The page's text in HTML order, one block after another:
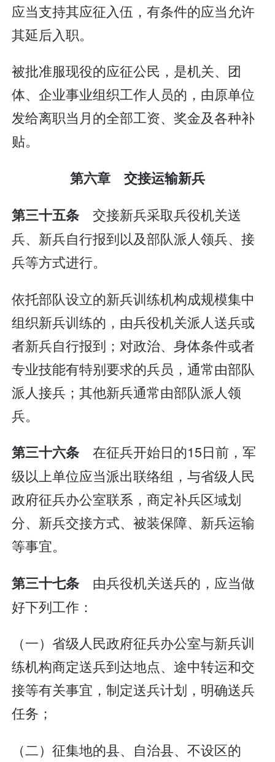
应当支持其应征入伍，有条件的应当允许
其延后入职。
被批准服现役的应征公民，是机关、团
体、企业事业组织工作人员的，由原单位
发给离职当月的全部工资、奖金及各种补
贴。
第六章 交接运输新兵
第三十五条 交接新兵采取兵役机关送
兵、新兵自行报到以及部队派人领兵、接
兵等方式进行。
依托部队设立的新兵训练机构成规模集中
组织新兵训练的，由兵役机关派人送兵或
者新兵自行报到；对政治、身体条件或者
专业技能有特别要求的兵员，通常由部队
派人接兵；其他新兵通常由部队派人领
兵。
第三十六条 在征兵开始日的15日前，军
级以上单位应当派出联络组，与省级人民
政府征兵办公室联系，商定补兵区域划
分、新兵交接方式、被装保障、新兵运输
等事宜。
第三十七条 由兵役机关送兵的，应当做
好下列工作：
（一）省级人民政府征兵办公室与新兵训
练机构商定送兵到达地点、途中转运和交
接等有关事宜，制定送兵计划，明确送兵
任务；
（二）征集地的县、自治县、不设区的